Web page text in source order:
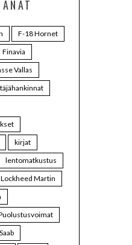
F-18 Hornet
Finavia
Vallas
kirjat
lentomatkustus
Lockheed Martin
Saab